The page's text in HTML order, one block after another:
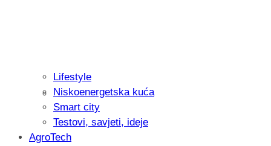
Isprobali smo: Thermostar
Lifestyle
Niskoenergetska kuća
Smart city
Testovi, savjeti, ideje
AgroTech